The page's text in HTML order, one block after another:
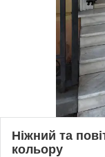
Ніжний та
кольору